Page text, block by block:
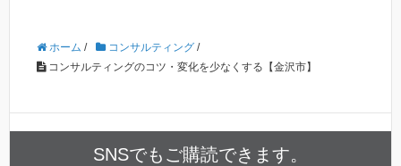
ホーム / コンサルティング /
コンサルティングのコツ・変化を少なくする【金沢市】
SNSでもご購読できます。